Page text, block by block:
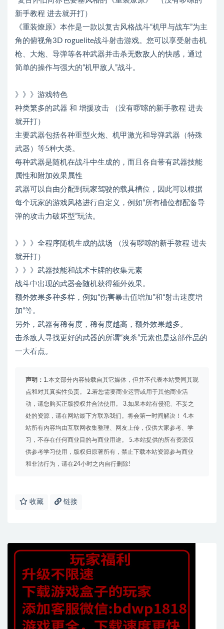
新手教程 进去就开打）
《重装燎原》本作是一款以复古风格战斗“机甲与战车”为主
角的俯视角3D roguelite战斗射击游戏。您可以享受射击机
枪、大炮、导弹等各种武器并击杀无数敌人的快感，通过
简单的操作与强大的“机甲敌人”战斗。
》》》游戏特色
种类繁多的武器 和 增援攻击 （没有啰嗦的新手教程 进去
就开打）
主要武器包括各种重型火炮、机甲激光和导弹武器（特殊
武器）等5种大类。
每种武器是随机在战斗中生成的，而且各自带有武器技能
属性和附加效果属性
武器可以自由分配到玩家驾驶的载具槽位，因此可以根据
每个玩家的游戏风格进行自定义，例如“所有槽位都配备导
弹的攻击力破坏型”玩法。
》》》全程序随机生成的战场 （没有啰嗦的新手教程 进去
就开打）
》》》武器技能和战术卡牌的收集元素
战斗中出现的武器会随机获得额外效果。
额外效果多种多样，例如“伤害暴击值增加”和“射击速度增
加”等。
另外，武器有稀有度，稀有度越高，额外效果越多。
击杀敌人寻找更好的武器的所谓“爽杀”元素也是这部作品的
一大看点。
声明： 1.本文部分内容转载自其它媒体，但并不代表本站赞同其观
点和对其真实性负责。 2.若您需要商业运营或用于其他商业活
动，请您购买正版授权并合法使用。 3.如果本站有侵犯、不妥之
处的资源，请在网站最下方联系我们。将会第一时间解决！ 4.本
站所有内容均由互联网收集整理、网友上传，仅供大家参考、学
习，不存在任何商业目的与商业用途。 5.本站提供的所有资源仅
供参考学习使用，版权归原著所有，禁止下载本站资源参与商业
和非法行为，请在24小时之内自行删除!
收藏 链接